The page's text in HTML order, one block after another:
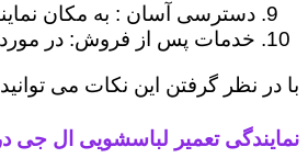
دسترسی آسان : به مکان
خدمات پس از فروش: در مورد
با در نظر گرفتن این نکات می
نمایندگی تعمیر لباسشویی ال جی